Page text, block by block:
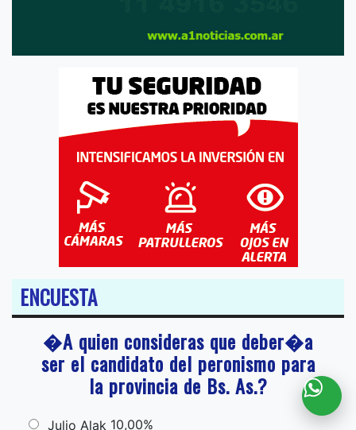
ENCUESTA
�A quien consideras que deber�a
ser el candidato del peronismo para
la provincia de Bs. As.?
Julio Alak 10,00%